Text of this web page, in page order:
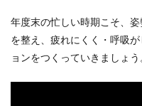
年度末の忙しい時期こそ、
を整え、疲れにくく・呼吸
ョンをつくっていきましょう